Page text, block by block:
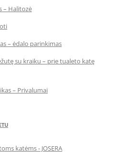
– Halitozė
– ėdalo parinkimas
su kraiku – prie tualeto katę
– Privalumai
katėms - JOSERA